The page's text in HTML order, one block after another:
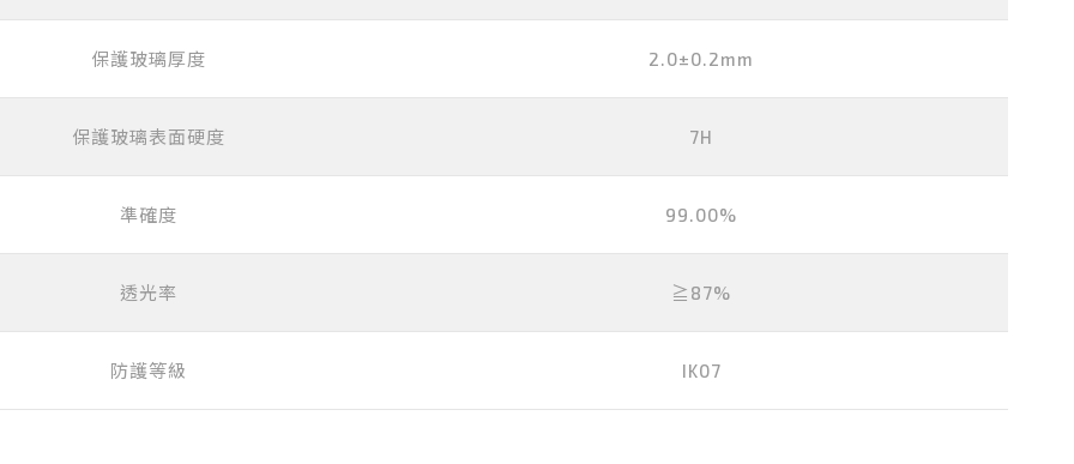
保護玻璃厚度 2.0±0.2mm
保護玻璃表面硬度 7H
準確度 99.00%
透光率 ≧87%
防護等級 IK07